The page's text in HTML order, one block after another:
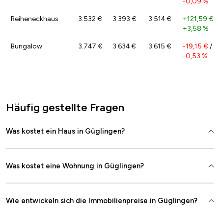
Reiheneckhaus 3.532 € 3.393 € 3.514 € +121,59 €
+3,58 %
Bungalow 3.747 € 3.634 € 3.615 € -19,15 € /
-0,53 %
Häufig gestellte Fragen
Was kostet ein Haus in Güglingen?
Was kostet eine Wohnung in Güglingen?
Wie entwickeln sich die Immobilienpreise in Güglingen?